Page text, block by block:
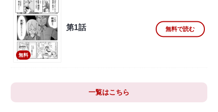
無料
第1話 無料で読む
一覧はこちら